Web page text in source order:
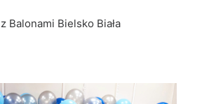
Balonami Bielsko Biała